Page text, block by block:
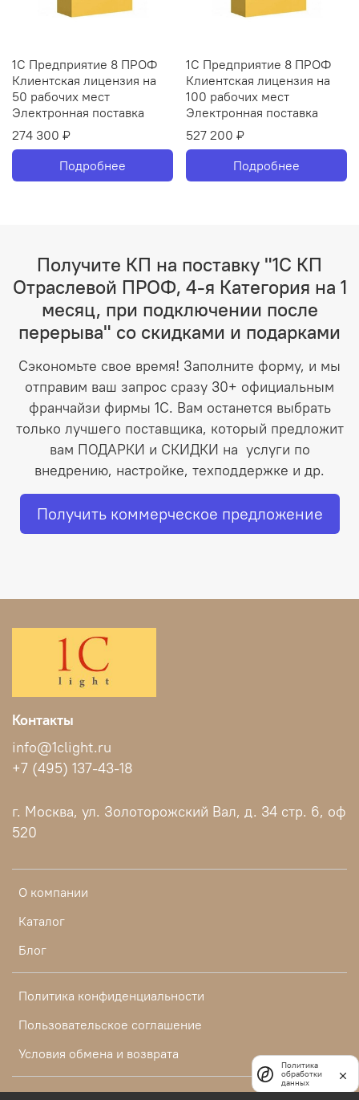
1С Предприятие 8 ПРОФ
Клиентская лицензия на
50 рабочих мест
Электронная поставка
274 300 ₽
Подробнее
1С Предприятие 8 ПРОФ
Клиентская лицензия на
100 рабочих мест
Электронная поставка
527 200 ₽
Подробнее
Получите КП на поставку "1С КП
Отраслевой ПРОФ, 4-я Категория на 1
месяц, при подключении после
перерыва" со скидками и подарками
Сэкономьте свое время! Заполните форму, и мы
отправим ваш запрос сразу 30+ официальным
франчайзи фирмы 1С. Вам останется выбрать
только лучшего поставщика, который предложит
вам ПОДАРКИ и СКИДКИ на услуги по
внедрению, настройке, техподдержке и др.
Получить коммерческое предложение
О компании
Каталог
Блог
Политика конфиденциальности
Пользовательское соглашение
Условия обмена и возврата
Контакты
info@1clight.ru
+7 (495) 137-43-18
г. Москва, ул. Золоторожский Вал, д. 34 стр. 6, оф
520
Политика
обработки
данных